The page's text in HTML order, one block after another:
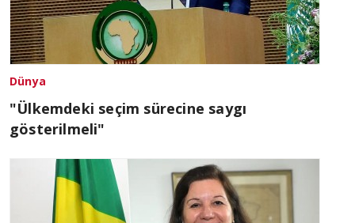
Dünya
"Ülkemdeki seçim sürecine saygı
gösterilmeli"